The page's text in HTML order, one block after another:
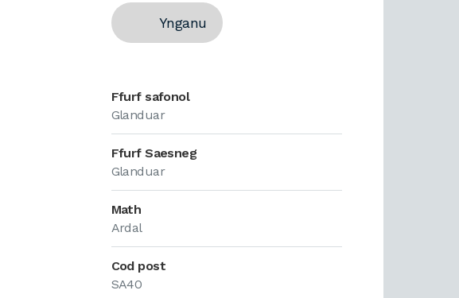
Ynganu
Ffurf safonol
Glanduar
Ffurf Saesneg
Glanduar
Math
Ardal
Cod post
SA40